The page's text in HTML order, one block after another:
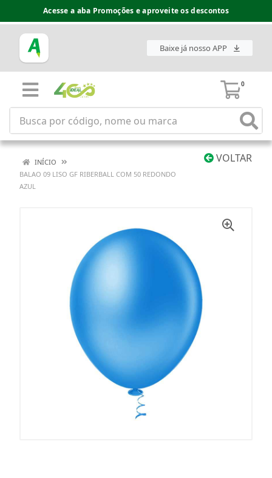
Acesse a aba Promoções e aproveite os descontos
Baixe já nosso APP
0
VOLTAR
INÍCIO
BALAO 09 LISO GF RIBERBALL COM 50 REDONDO
AZUL